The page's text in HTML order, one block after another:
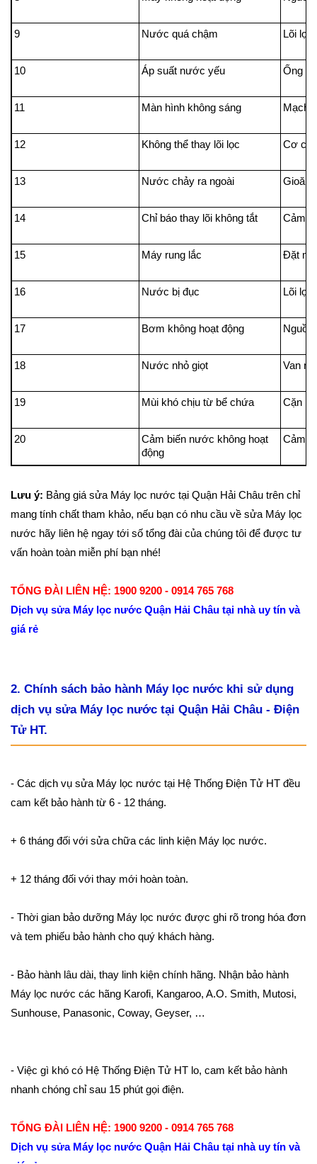
9 Nước quá chậm Lõi lọc
10 Áp suất nước yếu Ống
11 Màn hình không sáng Mạch
12 Không thể thay lõi lọc Cơ
13 Nước chảy ra ngoài
14 Chỉ báo thay lõi không tắt Cảm
15 Máy rung lắc Đặt
16 Nước bị đục Lõi lọc
17 Bơm không hoạt động
18 Nước nhỏ giọt Van
19 Mùi khó chịu từ bể chứa Cặn
20
Cảm biến nước không hoạt
động
Cảm
Lưu ý: Bảng giá sửa Máy lọc nước tại Quận Hải Châu trên chỉ
mang tính chất tham khảo, nếu bạn có nhu cầu về sửa Máy lọc
nước hãy liên hệ ngay tới số tổng đài của chúng tôi để được tư
vấn hoàn toàn miễn phí bạn nhé!
TỔNG ĐÀI LIÊN HỆ: 1900 9200 - 0914 765 768
Dịch vụ sửa Máy lọc nước Quận Hải Châu tại nhà uy tín và
giá rẻ
2. Chính sách bảo hành Máy lọc nước khi sử dụng
dịch vụ sửa Máy lọc nước tại Quận Hải Châu - Điện
Tử HT.
- Các dịch vụ sửa Máy lọc nước tại Hệ Thống Điện Tử HT đều
cam kết bảo hành từ 6 - 12 tháng.
+ 6 tháng đối với sửa chữa các linh kiện Máy lọc nước.
+ 12 tháng đối với thay mới hoàn toàn.
- Thời gian bảo dưỡng Máy lọc nước được ghi rõ trong hóa đơn
và tem phiếu bảo hành cho quý khách hàng.
- Bảo hành lâu dài, thay linh kiện chính hãng. Nhận bảo hành
Máy lọc nước các hãng Karofi, Kangaroo, A.O. Smith, Mutosi,
Sunhouse, Panasonic, Coway, Geyser, …
- Việc gì khó có Hệ Thống Điện Tử HT lo, cam kết bảo hành
nhanh chóng chỉ sau 15 phút gọi điện.
TỔNG ĐÀI LIÊN HỆ: 1900 9200 - 0914 765 768
Dịch vụ sửa Máy lọc nước Quận Hải Châu tại nhà uy tín và